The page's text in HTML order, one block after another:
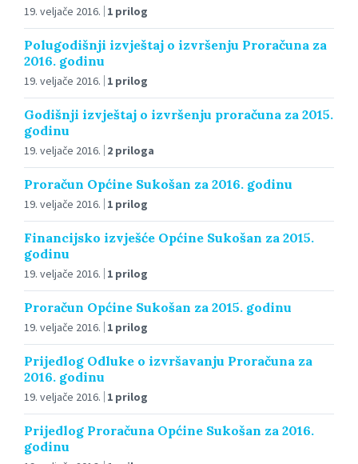
19. veljače 2016. 1 prilog
Polugodišnji izvještaj o izvršenju Proračuna za
2016. godinu
19. veljače 2016. 1 prilog
Godišnji izvještaj o izvršenju proračuna za 2015.
godinu
19. veljače 2016. 2 priloga
Proračun Općine Sukošan za 2016. godinu
19. veljače 2016. 1 prilog
Financijsko izvješće Općine Sukošan za 2015.
godinu
19. veljače 2016. 1 prilog
Proračun Općine Sukošan za 2015. godinu
19. veljače 2016. 1 prilog
Prijedlog Odluke o izvršavanju Proračuna za
2016. godinu
19. veljače 2016. 1 prilog
Prijedlog Proračuna Općine Sukošan za 2016.
godinu